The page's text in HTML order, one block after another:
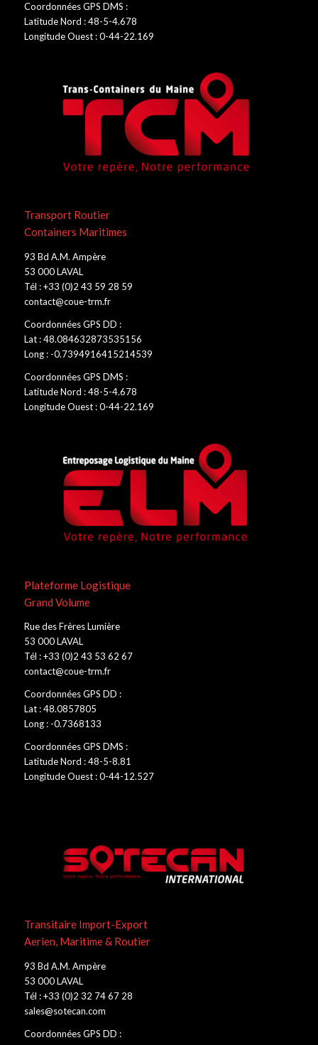
Coordonnées GPS DMS :
Latitude Nord : 48-5-4.678
Longitude Ouest : 0-44-22.169
Transport Routier
Containers Maritimes
93 Bd A.M. Ampère
53 000 LAVAL
Tél : +33 (0)2 43 59 28 59
contact@coue-trm.fr
Coordonnées GPS DD :
Lat : 48.084632873535156
Long : -0.7394916415214539
Coordonnées GPS DMS :
Latitude Nord : 48-5-4.678
Longitude Ouest : 0-44-22.169
Plateforme Logistique
Grand Volume
Rue des Frères Lumière
53 000 LAVAL
Tél : +33 (0)2 43 53 62 67
contact@coue-trm.fr
Coordonnées GPS DD :
Lat : 48.0857805
Long : -0.7368133
Coordonnées GPS DMS :
Latitude Nord : 48-5-8.81
Longitude Ouest : 0-44-12.527
Transitaire Import-Export
Aerien, Maritime & Routier
93 Bd A.M. Ampère
53 000 LAVAL
Tél : +33 (0)2 32 74 67 28
sales@sotecan.com
Coordonnées GPS DD :